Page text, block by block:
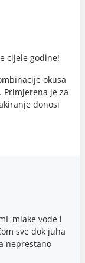
cijele godine!
okusa
je za
donosi
mlake vode i
sve dok juha
neprestano